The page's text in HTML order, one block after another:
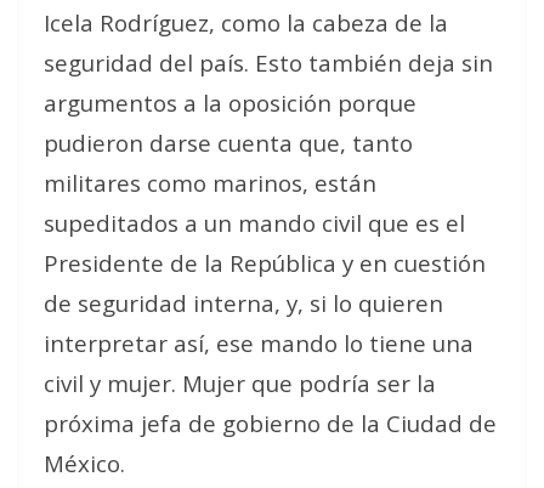
Icela Rodríguez, como la cabeza de la
seguridad del país. Esto también deja sin
argumentos a la oposición porque
pudieron darse cuenta que, tanto
militares como marinos, están
supeditados a un mando civil que es el
Presidente de la República y en cuestión
de seguridad interna, y, si lo quieren
interpretar así, ese mando lo tiene una
civil y mujer. Mujer que podría ser la
próxima jefa de gobierno de la Ciudad de
México.